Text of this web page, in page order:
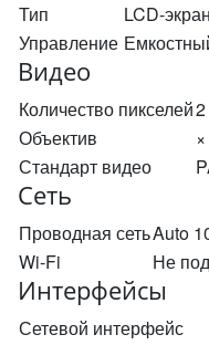
Тип
LCD-экран
Управление
Видео
Количество пикселей
Объектив
Стандарт видео
Сеть
Проводная сетьAuto
Wi-Fi
Не
Интерфейсы
Сетевой интерфейс